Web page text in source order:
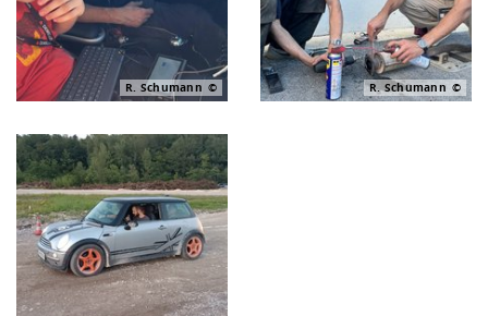
R. Schumann R. Schumann